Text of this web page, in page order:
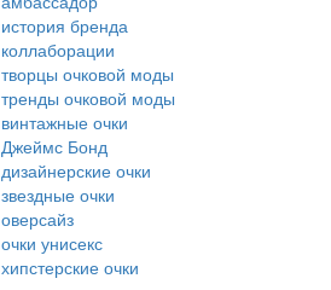
история бренда
коллаборации
творцы очковой моды
тренды очковой моды
винтажные очки
Джеймс Бонд
дизайнерские очки
звездные очки
оверсайз
очки унисекс
хипстерские очки